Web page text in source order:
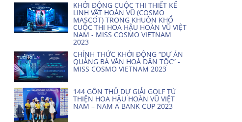
KHỞI ĐỘNG CUỘC THI THIẾT KẾ
LINH VẬT HOÀN VŨ (COSMO
MASCOT) TRONG KHUÔN KHỔ
CUỘC THI HOA HẬU HOÀN VŨ VIỆT
NAM - MISS COSMO VIETNAM
2023
CHÍNH THỨC KHỞI ĐỘNG “DỰ ÁN
QUẢNG BÁ VĂN HOÁ DÂN TỘC” -
MISS COSMO VIETNAM 2023
144 GÔN THỦ DỰ GIẢI GOLF TỪ
THIỆN HOA HẬU HOÀN VŨ VIỆT
NAM – NAM A BANK CUP 2023